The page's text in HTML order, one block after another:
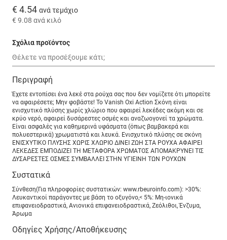
€ 4.54 ανά τεμάχιο
€ 9.08 ανά κιλό
Σχόλια προϊόντος
Περιγραφή
Έχετε εντοπίσει ένα λεκέ στα ρούχα σας που δεν νομίζετε ότι μπορείτε
να αφαιρέσετε; Μην φοβάστε! Το Vanish Oxi Action Σκόνη είναι
ενισχυτικό πλύσης χωρίς χλώριο που αφαιρεί λεκέδες ακόμη και σε
κρύο νερό, αφαιρεί δυσάρεστες οσμές και αναζωογονεί τα χρώματα.
Είναι ασφαλές για καθημερινά υφάσματα (όπως βαμβακερά και
πολυεστερικά) χρωματιστά και λευκά. Ενισχυτικό πλύσης σε σκόνη
ΕΝΙΣΧΥΤΙΚΟ ΠΛΥΣΗΣ ΧΩΡΙΣ ΧΛΩΡΙΟ ΔΙΝΕΙ ΖΩΗ ΣΤΑ ΡΟΥΧΑ ΑΦΑΙΡΕΙ
ΛΕΚΕΔΕΣ ΕΜΠΟΔΙΖΕΙ ΤΗ ΜΕΤΑΦΟΡΑ ΧΡΩΜΑΤΟΣ ΑΠΟΜΑΚΡΥΝΕΙ ΤΙΣ
ΔΥΣΑΡΕΣΤΕΣ ΟΣΜΕΣ ΣΥΜΒΑΛΛΕΙ ΣΤΗΝ ΥΓΙΕΙΝΗ ΤΩΝ ΡΟΥΧΩΝ
Συστατικά
Σύνθεση(Για πληροφορίες συστατικών: www.rbeuroinfo.com): >30%:
Λευκαντικοί παράγοντες με βάση το οξυγόνο,< 5%: Μη-ιονικά
επιφανειοδραστικά, Ανιονικά επιφανειοδραστικά, Ζεόλιθοι, Ένζυμα,
Άρωμα
Οδηγίες Χρήσης/Αποθήκευσης